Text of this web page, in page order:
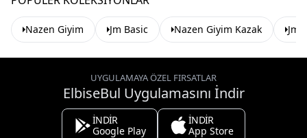
Nazen Giyim Jm Basic Nazen Giyim Kazak Jm
UYGULAMAYA ÖZEL FIRSATLAR
ElbiseBul Uygulamasını İndir
İNDİR
Google Play
İNDİR
App Store